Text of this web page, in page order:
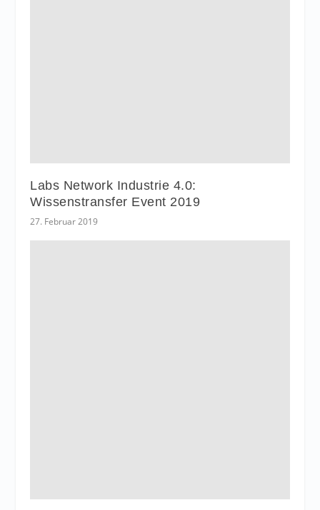
Labs Network Industrie 4.0:
Wissenstransfer Event 2019
27. Februar 2019